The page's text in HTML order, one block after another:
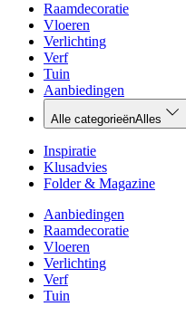
Raamdecoratie
Vloeren
Verlichting
Verf
Tuin
Aanbiedingen
Alle categorieënAlles
Inspiratie
Klusadvies
Folder & Magazine
Aanbiedingen
Raamdecoratie
Vloeren
Verlichting
Verf
Tuin